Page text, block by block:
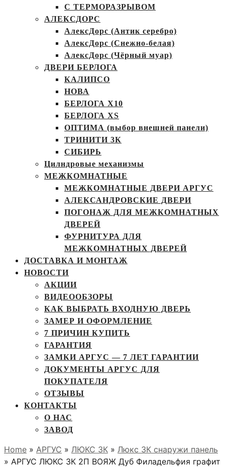
С ТЕРМОРАЗРЫВОМ
АЛЕКСДОРС
АлексДорс (Антик серебро)
АлексДорс (Снежно-белая)
АлексДорс (Чёрный муар)
ДВЕРИ БЕРЛОГА
КАЛИПСО
НОВА
БЕРЛОГА Х10
БЕРЛОГА XS
ОПТИМА (выбор внешней панели)
ТРИНИТИ 3К
СИБИРЬ
Цилндровые механизмы
МЕЖКОМНАТНЫЕ
МЕЖКОМНАТНЫЕ ДВЕРИ АРГУС
АЛЕКСАНДРОВСКИЕ ДВЕРИ
ПОГОНАЖ ДЛЯ МЕЖКОМНАТНЫХ
ДВЕРЕЙ
ФУРНИТУРА ДЛЯ
МЕЖКОМНАТНЫХ ДВЕРЕЙ
ДОСТАВКА И МОНТАЖ
НОВОСТИ
АКЦИИ
ВИДЕООБЗОРЫ
КАК ВЫБРАТЬ ВХОДНУЮ ДВЕРЬ
ЗАМЕР И ОФОРМЛЕНИЕ
7 ПРИЧИН КУПИТЬ
ГАРАНТИЯ
ЗАМКИ АРГУС — 7 ЛЕТ ГАРАНТИИ
ДОКУМЕНТЫ АРГУС ДЛЯ
ПОКУПАТЕЛЯ
ОТЗЫВЫ
КОНТАКТЫ
О НАС
ЗАВОД
Home » АРГУС » ЛЮКС 3К » Люкс 3К снаружи панель
» АРГУС ЛЮКС 3К 2П ВОЯЖ Дуб Филадельфия графит